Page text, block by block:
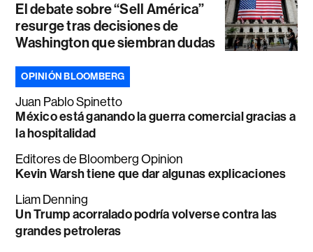
El debate sobre “Sell América”
resurge tras decisiones de
Washington que siembran dudas
OPINIÓN BLOOMBERG
Juan Pablo Spinetto
México está ganando la guerra comercial gracias a
la hospitalidad
Editores de Bloomberg Opinion
Kevin Warsh tiene que dar algunas explicaciones
Liam Denning
Un Trump acorralado podría volverse contra las
grandes petroleras